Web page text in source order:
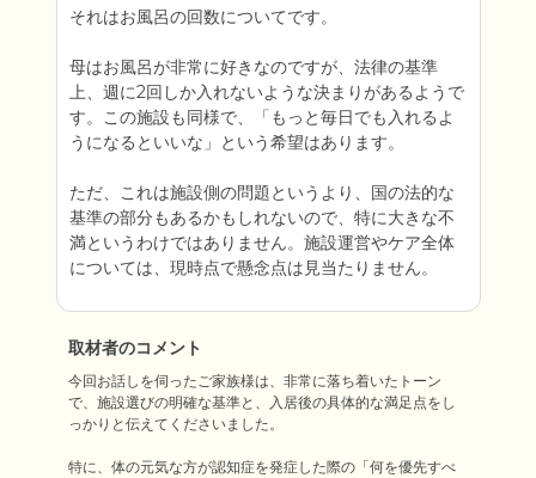
それはお風呂の回数についてです。
母はお風呂が非常に好きなのですが、法律の基準
上、週に2回しか入れないような決まりがあるようで
す。この施設も同様で、「もっと毎日でも入れるよ
うになるといいな」という希望はあります。
ただ、これは施設側の問題というより、国の法的な
基準の部分もあるかもしれないので、特に大きな不
満というわけではありません。施設運営やケア全体
については、現時点で懸念点は見当たりません。
取材者のコメント
今回お話しを伺ったご家族様は、非常に落ち着いたトーン
で、施設選びの明確な基準と、入居後の具体的な満足点をし
っかりと伝えてくださいました。
特に、体の元気な方が認知症を発症した際の「何を優先すべ